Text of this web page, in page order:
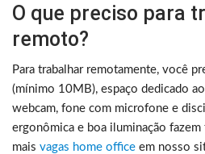
O que preciso para
remoto?
Para trabalhar remotamente, você
(mínimo 10MB), espaço dedicado
webcam, fone com microfone e
ergonômica e boa iluminação
mais vagas home office em nosso